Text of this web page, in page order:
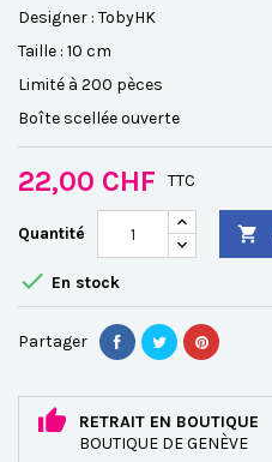
Designer : TobyHK
Taille : 10 cm
Limité à 200 pèces
Boîte scellée ouverte
22,00 CHF TTC
Quantité 
 En stock
Partager
RETRAIT EN BOUTIQUE
BOUTIQUE DE GENÈVE